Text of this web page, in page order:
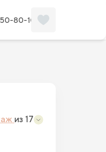
80-10
из 17
Планировка